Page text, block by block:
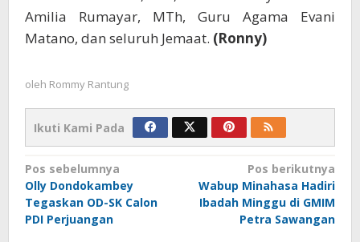
Amilia Rumayar, MTh, Guru Agama Evani
Matano, dan seluruh Jemaat. (Ronny)
oleh Rommy Rantung
Ikuti Kami Pada
Navigasi
pos
Pos sebelumnya
Olly Dondokambey
Tegaskan OD-SK Calon
PDI Perjuangan
Pos berikutnya
Wabup Minahasa Hadiri
Ibadah Minggu di GMIM
Petra Sawangan